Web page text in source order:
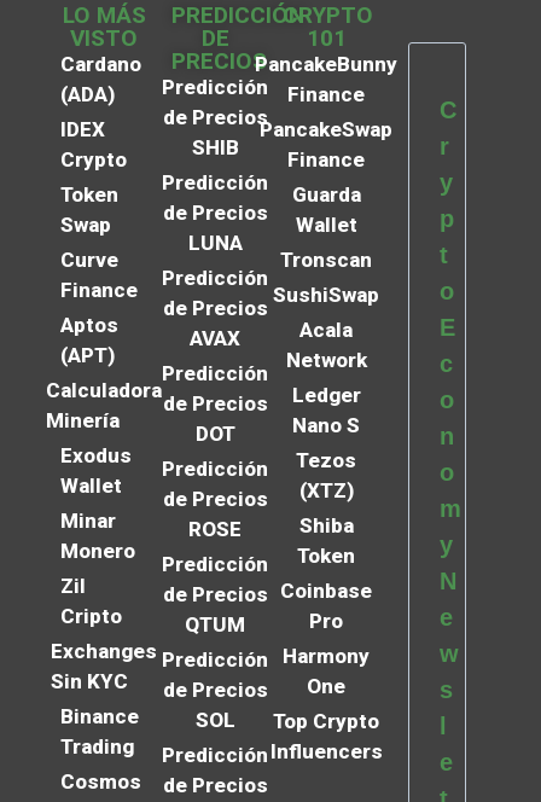
LO MÁS
VISTO
Cardano
(ADA)
IDEX
Crypto
Token
Swap
Curve
Finance
Aptos
(APT)
Calculadora
Minería
Exodus
Wallet
Minar
Monero
Zil
Cripto
Exchanges
Sin KYC
Binance
Trading
Cosmos
PREDICCIÓN
DE
PRECIOS
Predicción
de Precios
SHIB
Predicción
de Precios
LUNA
Predicción
de Precios
AVAX
Predicción
de Precios
DOT
Predicción
de Precios
ROSE
Predicción
de Precios
QTUM
Predicción
de Precios
SOL
Predicción
de Precios
CRYPTO
101
PancakeBunny
Finance
PancakeSwap
Finance
Guarda
Wallet
Tronscan
SushiSwap
Acala
Network
Ledger
Nano S
Tezos
(XTZ)
Shiba
Token
Coinbase
Pro
Harmony
One
Top Crypto
Influencers
C
r
y
p
t
o
E
c
o
n
o
m
y
N
e
w
s
e